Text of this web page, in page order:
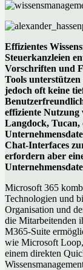
Effizientes
Steuerkanzleien
Vorschriften und
Tools
jedoch oft keine
effiziente Nutzung
Langdock, Tucan,
Chat-Interfaces
erfordern aber
Microsoft 365
Technologien und
Organisation und
die Mitarbeitenden
M365-Suite
wie Microsoft
einem direkten